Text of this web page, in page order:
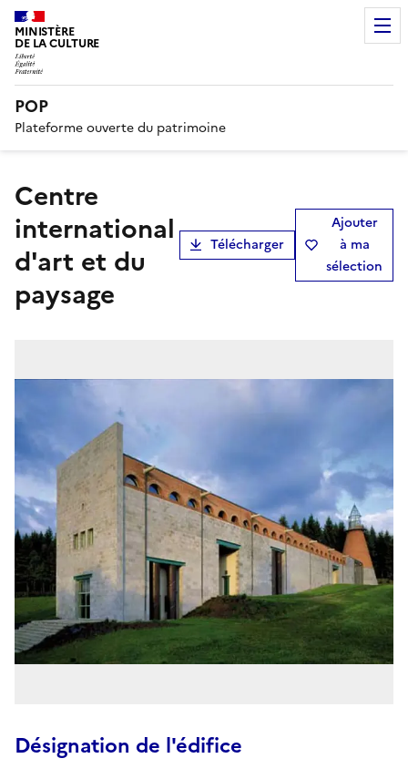
MINISTÈRE
DE LA CULTURE
POP
Plateforme ouverte du patrimoine
centre
international
d'art et du
paysage
Télécharger
Ajouter
à ma
sélection
Désignation de l'édifice